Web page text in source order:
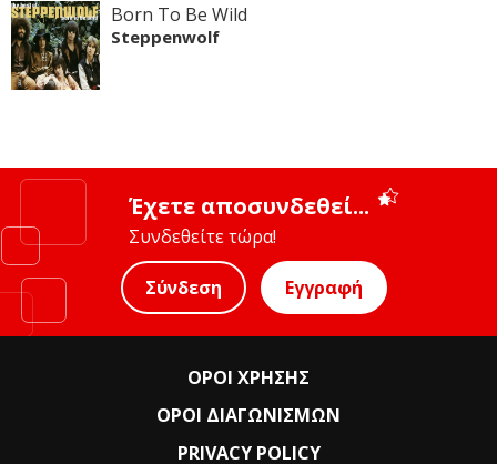
Born To Be Wild
Steppenwolf
Έχετε αποσυνδεθεί...
Συνδεθείτε τώρα!
Σύνδεση Εγγραφή
ΟΡΟΙ ΧΡΗΣΗΣ
ΟΡΟΙ ΔΙΑΓΩΝΙΣΜΩΝ
PRIVACY POLICY